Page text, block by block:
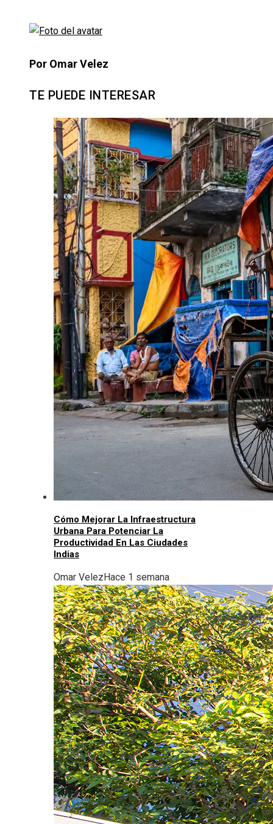
Por Omar Velez
TE PUEDE INTERESAR
Cómo Mejorar La Infraestructura
Urbana Para Potenciar La
Productividad En Las Ciudades
Indias
Omar VelezHace 1 semana